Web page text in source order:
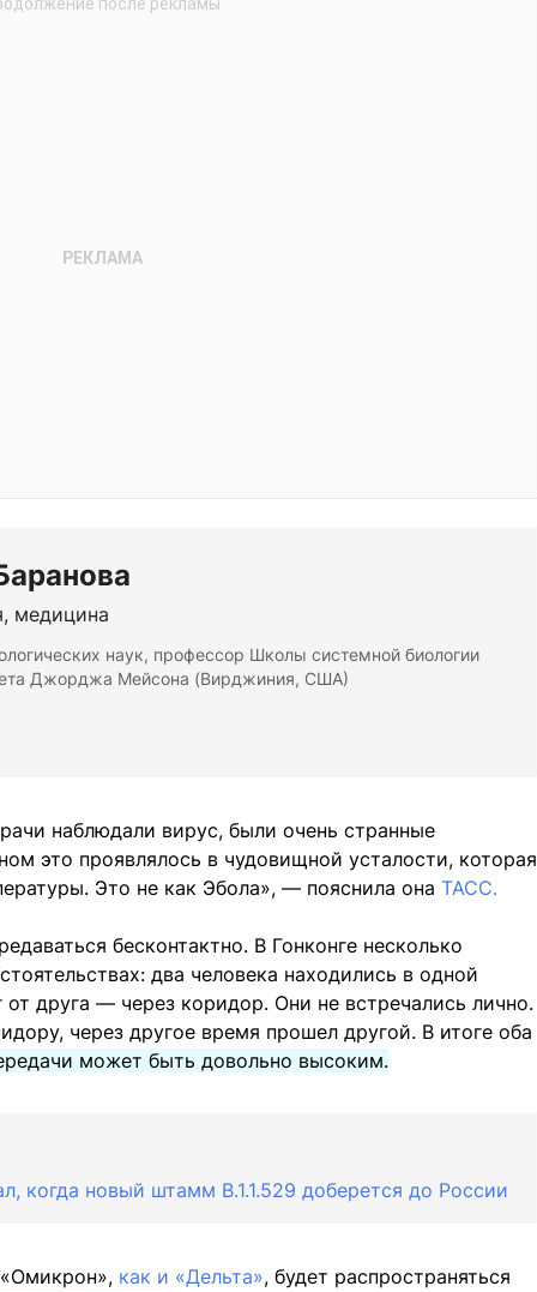
медицина
наук, профессор Школы системной биологии
Джорджа Мейсона (Вирджиния, США)
наблюдали вирус, были очень странные
это проявлялось в чудовищной усталости, которая
Это не как Эбола», — пояснила она ТАСС.
бесконтактно. В Гонконге несколько
два человека находились в одной
от друга — через коридор. Они не встречались лично.
через другое время прошел другой. В итоге оба
может быть довольно высоким.
когда новый штамм B.1.1.529 доберется до России
как и «Дельта», будет распространяться